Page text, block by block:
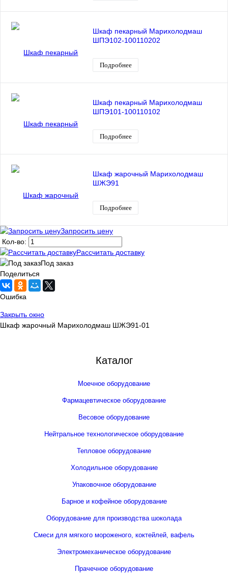
Шкаф пекарный Марихолодмаш
ШПЭ102-100110202
Подробнее
Шкаф пекарный Марихолодмаш
ШПЭ101-100110102
Подробнее
Шкаф жарочный Марихолодмаш
ШЖЭ91
Подробнее
Запросить цену
Кол-во:
Рассчитать доставку
Под заказ
Поделиться
Ошибка
Закрыть окно
Шкаф жарочный Марихолодмаш ШЖЭ91-01
Каталог
Моечное оборудование
Фармацевтическое оборудование
Весовое оборудование
Нейтральное технологическое оборудование
Тепловое оборудование
Холодильное оборудование
Упаковочное оборудование
Барное и кофейное оборудование
Оборудование для производства шоколада
Смеси для мягкого мороженого, коктейлей, вафель
Электромеханическое оборудование
Прачечное оборудование